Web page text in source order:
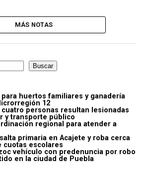
MÁS NOTAS
Buscar
huertos familiares y ganadería
12
cuatro personas resultan lesionadas
y transporte público
regional para atender a
primaria en Acajete y roba cerca
cuotas escolares
vehículo con predenuncia por robo
en la ciudad de Puebla